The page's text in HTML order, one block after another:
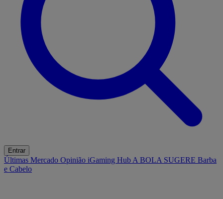
Entrar
Últimas Mercado Opinião iGaming Hub A BOLA SUGERE Barba
e Cabelo